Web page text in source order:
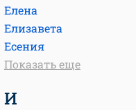
Елена
Елизавета
Есения
Показать еще
И